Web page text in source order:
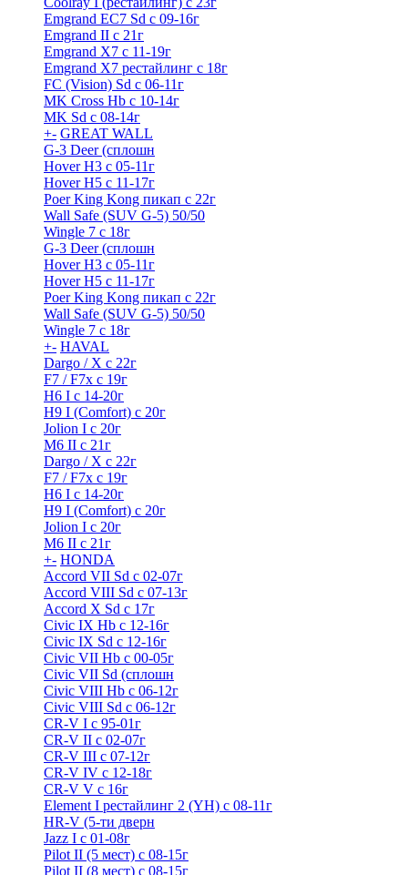
Emgrand EC7 Sd c 09-16г
Emgrand II с 21г
Emgrand X7 c 11-19г
Emgrand X7 рестайлинг c 18г
FC (Vision) Sd c 06-11г
MK Cross Hb с 10-14г
MK Sd с 08-14г
+- GREAT WALL
G-3 Deer (сплошн
Hover H3 с 05-11г
Hover H5 с 11-17г
Poer King Kong пикап с 22г
Wall Safe (SUV G-5) 50/50
Wingle 7 с 18г
G-3 Deer (сплошн
Hover H3 с 05-11г
Hover H5 с 11-17г
Poer King Kong пикап с 22г
Wall Safe (SUV G-5) 50/50
Wingle 7 с 18г
+- HAVAL
Dargo / Х с 22г
F7 / F7x с 19г
H6 I с 14-20г
H9 I (Comfort) с 20г
Jolion I с 20г
M6 II с 21г
Dargo / Х с 22г
F7 / F7x с 19г
H6 I с 14-20г
H9 I (Comfort) с 20г
Jolion I с 20г
M6 II с 21г
+- HONDA
Accord VII Sd с 02-07г
Accord VIII Sd с 07-13г
Accord X Sd с 17г
Civic IX Hb с 12-16г
Civic IX Sd c 12-16г
Civic VII Hb с 00-05г
Civic VII Sd (сплошн
Civic VIII Hb с 06-12г
Civic VIII Sd с 06-12г
CR-V I с 95-01г
CR-V II с 02-07г
CR-V III с 07-12г
CR-V IV с 12-18г
CR-V V с 16г
Element I рестайлинг 2 (YH) с 08-11г
HR-V (5-ти дверн
Jazz I c 01-08г
Pilot II (5 мест) с 08-15г
Pilot II (8 мест) с 08-15г